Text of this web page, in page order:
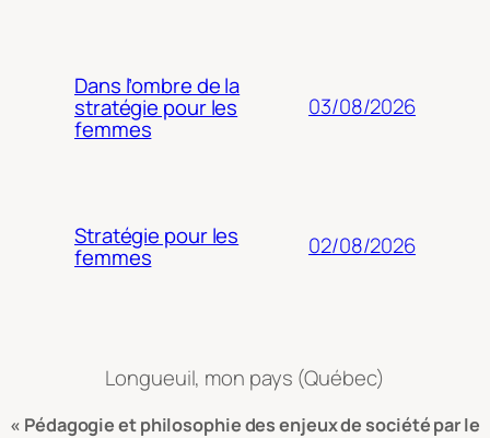
Dans l’ombre de la
stratégie pour les
femmes
03/08/2026
Stratégie pour les
femmes 02/08/2026
Longueuil, mon pays (Québec)
« Pédagogie et philosophie des enjeux de société par le